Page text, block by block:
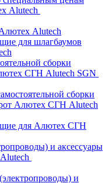
Alutech
Alutech
для шлагбаумов
сборки
СГН Alutech SGN
сборки
Алютех СГН Alutech
для Алютех СГН
и аксессуары
и